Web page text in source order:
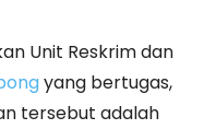
Unit Reskrim dan
yang bertugas,
tersebut adalah